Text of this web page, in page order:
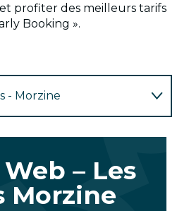
et profiter des meilleurs tarifs
Booking ».
- Morzine
- Morzine
– Les
Morzine